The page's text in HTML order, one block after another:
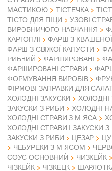
МАСТИКОЮ
ТІСТЕЧКА
ТІСТО ДЛЯ ПІЦИ
УЗОВІ
ВИРОБНИЧОГО НАВЧАННЯ
КАРТОПЛІ
ФАРШ З
ФАРШ З СВІЖОЇ КАПУСТИ
РИБНИЙ
ФАРШИРОВАНІ
ФАРШИРОВАНІ СТРАВИ
ФОРМУВАННЯ ВИРОБІВ
ФІРМОВІ ЗАПРАВКИ ДЛЯ
ХОЛОДНІ ЗАКУСКИ
ХОЛОДНІ
ЗАКУСКИ З РИБИ
ХОЛОДНІ
ХОЛОДНІ СТРАВИ З М ЯСА
ХОЛОДНІ СТРАВИ І ЗАКУСКИ
ЗАКУСКИ З РИБИ
ЦЕЗАР
ЧЕБУРЕКИ З М ЯСОМ
СОУС ОСНОВНИЙ
ЧИЗКЕЙК
ЧІЗКЕЙК
ЧІЗКЕЦК